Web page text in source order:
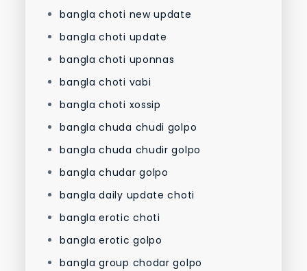
bangla choti new update
bangla choti update
bangla choti uponnas
bangla choti vabi
bangla choti xossip
bangla chuda chudi golpo
bangla chuda chudir golpo
bangla chudar golpo
bangla daily update choti
bangla erotic choti
bangla erotic golpo
bangla group chodar golpo